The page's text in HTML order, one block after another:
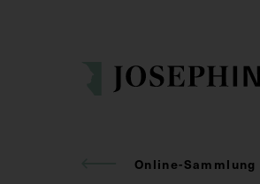
Online-Sammlung